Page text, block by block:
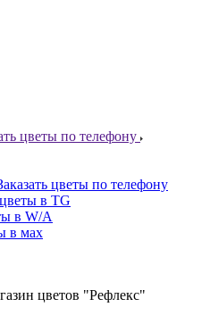
цветы по телефону
цветы по телефону
цветы в TG
в W/A
в мах
цветов "Рефлекс"